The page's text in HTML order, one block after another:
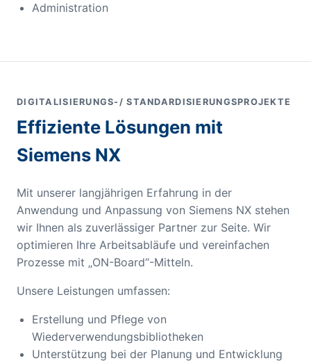
Administration
DIGITALISIERUNGS-/ STANDARDISIERUNGSPROJEKTE
Effiziente Lösungen mit
Siemens NX
Mit unserer langjährigen Erfahrung in der
Anwendung und Anpassung von Siemens NX stehen
wir Ihnen als zuverlässiger Partner zur Seite. Wir
optimieren Ihre Arbeitsabläufe und vereinfachen
Prozesse mit „ON-Board“-Mitteln.
Unsere Leistungen umfassen:
Erstellung und Pflege von
Wiederverwendungsbibliotheken
Unterstützung bei der Planung und Entwicklung